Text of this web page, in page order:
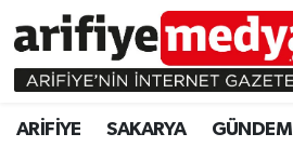
ARİFİYE SAKARYA GÜNDEM
ARİFİYE
SAKARYA
ARİFİYE
GÜNDEM
Sakarya Hava Durumu
Sakarya Namaz Vakitleri